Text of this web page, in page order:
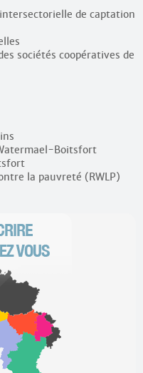
de captation
sociétés coopératives de
Boitsfort
la pauvreté (RWLP)